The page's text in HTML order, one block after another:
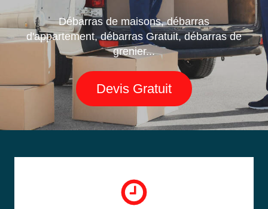
Débarras de maisons, débarras
d'appartement, débarras Gratuit, débarras de
grenier...
Devis Gratuit